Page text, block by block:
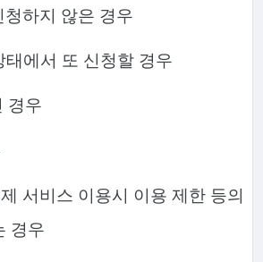
청하지 않은 경우
태에서 또 신청할 경우
경우
서비스 이용시 이용 제한 등의
경우